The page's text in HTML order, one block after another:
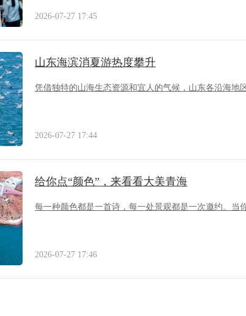
2026-07-27 17:45
山东海滨消夏游热度攀升
凭借独特的山海生态资源和宜人的气候，山东各沿海地
2026-07-27 17:44
给你点“颜色”，来看看大美青海
每一种颜色都是一首诗，每一处景观都是一次邀约。当
2026-07-27 17:46